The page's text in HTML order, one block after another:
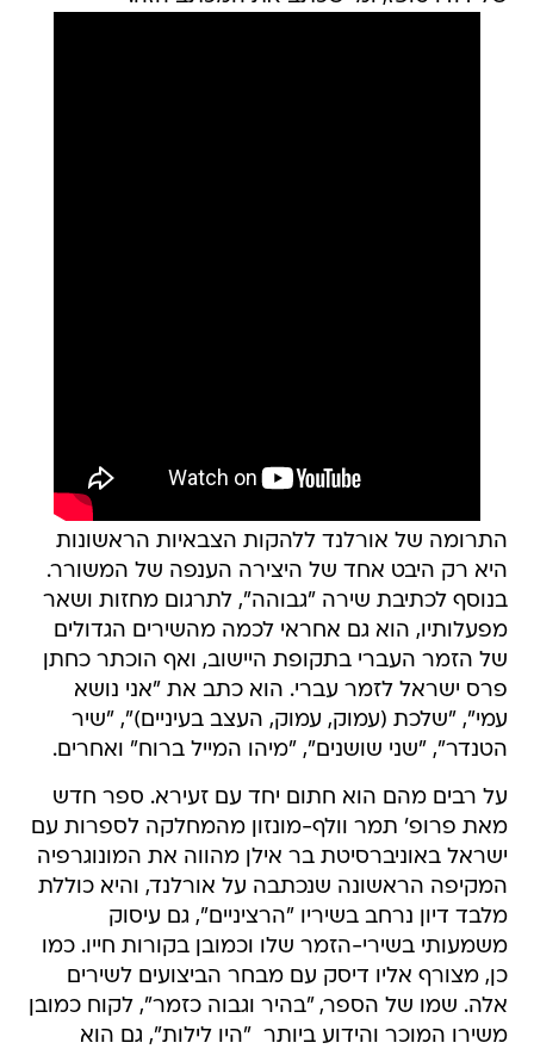
התרומה של אורלנד ללהקות הצבאיות הראשונות
היא רק היבט אחד של היצירה הענפה של המשורר.
בנוסף לכתיבת שירה "גבוהה", לתרגום מחזות ושאר
מפעלותיו, הוא גם אחראי לכמה מהשירים הגדולים
של הזמר העברי בתקופת היישוב, ואף הוכתר כחתן
פרס ישראל לזמר עברי. הוא כתב את "אני נושא
עמי", "שלכת (עמוק, עמוק, העצב בעיניים)", "שיר
הטנדר", "שני שושנים", "מיהו המייל ברוח" ואחרים.
על רבים מהם הוא חתום יחד עם זעירא. ספר חדש
מאת פרופ' תמר וולף-מונזון מהמחלקה לספרות עם
ישראל באוניברסיטת בר אילן מהווה את המונוגרפיה
המקיפה הראשונה שנכתבה על אורלנד, והיא כוללת
מלבד דיון נרחב בשיריו "הרציניים", גם עיסוק
משמעותי בשירי-הזמר שלו וכמובן בקורות חייו. כמו
כן, מצורף אליו דיסק עם מבחר הביצועים לשירים
אלה. שמו של הספר, "בהיר וגבוה כזמר", לקוח כמובן
משירו המוכר והידוע ביותר  "היו לילות", גם הוא